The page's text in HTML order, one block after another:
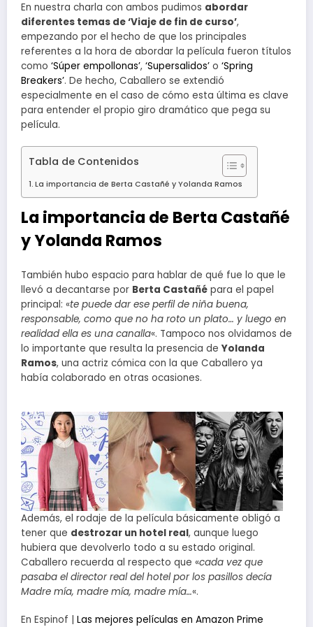
En nuestra charla con ambos pudimos abordar
diferentes temas de ‘Viaje de fin de curso’,
empezando por el hecho de que los principales
referentes a la hora de abordar la película fueron títulos
como ‘Súper empollonas’, ‘Supersalidos’ o ‘Spring
Breakers’. De hecho, Caballero se extendió
especialmente en el caso de cómo esta última es clave
para entender el propio giro dramático que pega su
película.
Tabla de Contenidos
La importancia de Berta Castañé y Yolanda Ramos
La importancia de Berta Castañé
y Yolanda Ramos
También hubo espacio para hablar de qué fue lo que le
llevó a decantarse por Berta Castañé para el papel
principal: «te puede dar ese perfil de niña buena,
responsable, como que no ha roto un plato… y luego en
realidad ella es una canalla«. Tampoco nos olvidamos de
lo importante que resulta la presencia de Yolanda
Ramos, una actriz cómica con la que Caballero ya
había colaborado en otras ocasiones.
Además, el rodaje de la película básicamente obligó a
tener que destrozar un hotel real, aunque luego
hubiera que devolverlo todo a su estado original.
Caballero recuerda al respecto que «cada vez que
pasaba el director real del hotel por los pasillos decía
Madre mía, madre mía, madre mía…«.
En Espinof | Las mejores películas en Amazon Prime